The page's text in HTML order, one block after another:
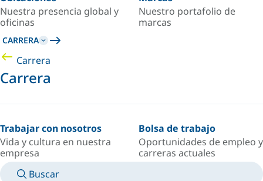
Nuestra presencia global y
oficinas
Nuestro portafolio de
marcas
CARRERA
Carrera
Carrera
Trabajar con nosotros
Vida y cultura en nuestra
empresa
Bolsa de trabajo
Oportunidades de empleo y
carreras actuales
Buscar